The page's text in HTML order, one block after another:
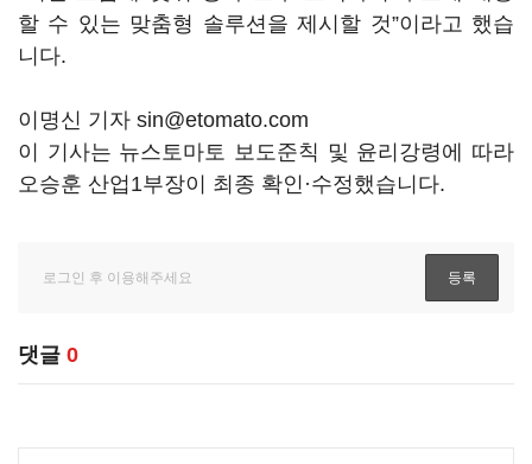
할 수 있는 맞춤형 솔루션을 제시할 것”이라고 했습
니다.
이명신 기자 sin@etomato.com
이 기사는 뉴스토마토 보도준칙 및 윤리강령에 따라
오승훈 산업1부장이 최종 확인·수정했습니다.
댓글 0